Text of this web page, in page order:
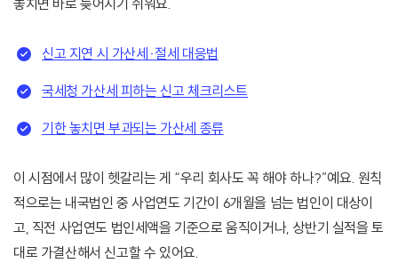
놓치면 바로 늦어지기 쉬워요.
신고 지연 시 가산세·절세 대응법
국세청 가산세 피하는 신고 체크리스트
기한 놓치면 부과되는 가산세 종류
이 시점에서 많이 헷갈리는 게 “우리 회사도 꼭 해야 하나?”예요. 원칙
적으로는 내국법인 중 사업연도 기간이 6개월을 넘는 법인이 대상이
고, 직전 사업연도 법인세액을 기준으로 움직이거나, 상반기 실적을 토
대로 가결산해서 신고할 수 있어요.